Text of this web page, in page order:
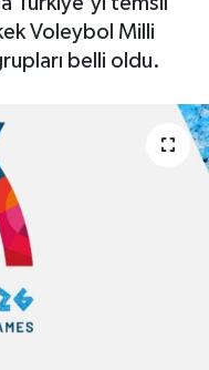
Voleybol Milli
belli oldu.